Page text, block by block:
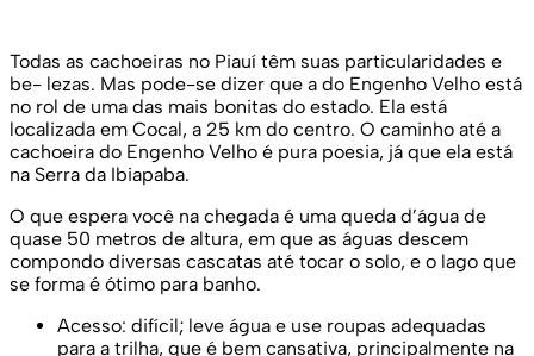
Todas as cachoeiras no Piauí têm suas particularidades e
be- lezas. Mas pode-se dizer que a do Engenho Velho está
no rol de uma das mais bonitas do estado. Ela está
localizada em Cocal, a 25 km do centro. O caminho até a
cachoeira do Engenho Velho é pura poesia, já que ela está
na Serra da Ibiapaba.
O que espera você na chegada é uma queda d’água de
quase 50 metros de altura, em que as águas descem
compondo diversas cascatas até tocar o solo, e o lago que
se forma é ótimo para banho.
Acesso: difícil; leve água e use roupas adequadas
para a trilha, que é bem cansativa, principalmente na